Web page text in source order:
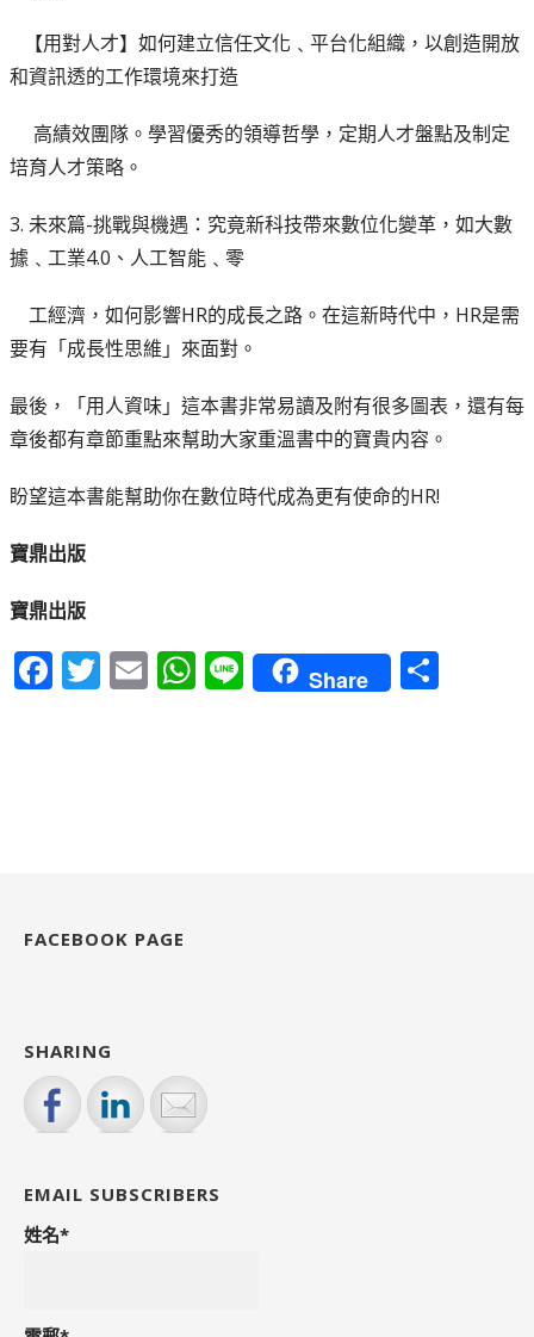
【用對人才】如何建立信任文化﹑平台化組織，以創造開放
和資訊透的工作環境來打造
高績效團隊。學習優秀的領導哲學，定期人才盤點及制定
培育人才策略。
3. 未來篇-挑戰與機遇：究竟新科技帶來數位化變革，如大數
據﹑工業4.0、人工智能﹑零
工經濟，如何影響HR的成長之路。在這新時代中，HR是需
要有「成長性思維」來面對。
最後，「用人資味」這本書非常易讀及附有很多圖表，還有每
章後都有章節重點來幫助大家重溫書中的寶貴内容。
盼望這本書能幫助你在數位時代成為更有使命的HR!
寶鼎出版
寶鼎出版
F
k
T E W Li
n
Share
FACEBOOK PAGE
SHARING
EMAIL SUBSCRIBERS
姓名*